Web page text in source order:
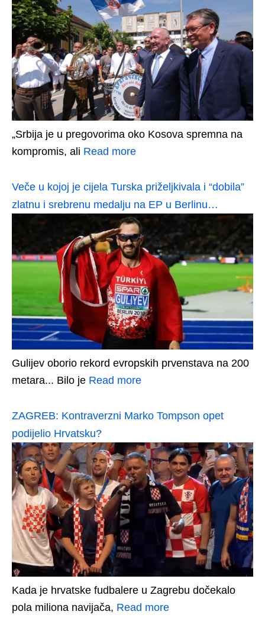
„Srbija je u pregovorima oko Kosova spremna na
kompromis, ali Read more
Veče u kojoj je cijela Turska priželjkivala i “dobila”
zlatnu i srebrenu medalju na EP u Berlinu…
Gulijev oborio rekord evropskih prvenstava na 200
metara... Bilo je Read more
ZAGREB: Kontraverzni Marko Tompson opet
podijelio Hrvatsku?
Kada je hrvatske fudbalere u Zagrebu dočekalo
pola miliona navijača, Read more